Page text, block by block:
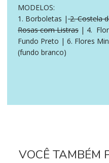
MODELOS:
1. Borboletas |2. Costela
Rosas com Listras | 4.
Fundo Preto | 6. Flores
(fundo branco)
VOCÊ TAMBÉM